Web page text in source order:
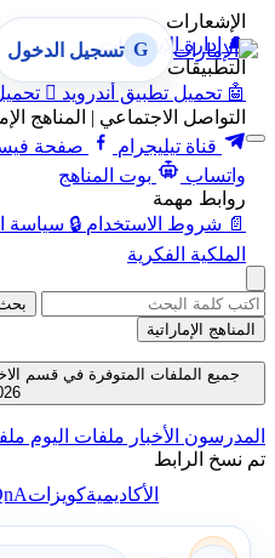
الإشعارات
🔔 إدارة الإشعارات
التطبيقات
🤖 تحميل تطبيق أندرويد 
التواصل الاجتماعي | المناهج
قناة تيليجرام
صفحة
واتساب
بوت المناهج
روابط مهمة
📄 شروط الاستخدام 🔒 سياسة
الملكية الفكرية
G تسجيل الدخول
بحث
المناهج الإماراتية
المدرسون الأخبار ملفات اليوم
تم نسخ الرابط
الأكاديميةكويزات